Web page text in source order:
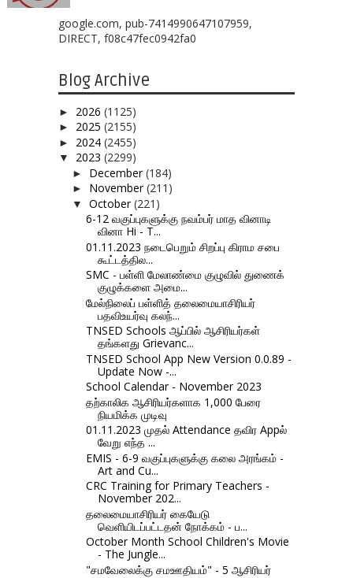
google.com, pub-7414990647107959,
DIRECT, f08c47fec0942fa0
Blog Archive
► 2026 (1125)
► 2025 (2155)
► 2024 (2455)
▼ 2023 (2299)
► December(184)
► November(211)
▼ October(221)
6-12 வகுப்புகளுக்கு நவம்பர் மாத வினாடி
வினா Hi - T...
01.11.2023 நடைபெறும் சிறப்பு கிராம சபை
கூட்டத்தில...
SMC - பள்ளி மேலாண்மை குழுவில் துணைக்
குழுக்களை அமை...
மேல்நிலைப் பள்ளித் தலைமையாசிரியர்
பதவிஉயர்வு கலந்...
TNSED Schools ஆப்பில் ஆசிரியர்கள்
தங்களது Grievanc...
TNSED School App New Version 0.0.89 -
Update Now -...
School Calendar - November 2023
தற்காலிக ஆசிரியர்களாக 1,000 பேரை
நியமிக்க முடிவு
01.11.2023 முதல் Attendance தவிர Appல்
வேறு எந்த ...
EMIS - 6-9 வகுப்புகளுக்கு கலை அரங்கம் -
Art and Cu...
CRC Training for Primary Teachers -
November 202...
தலைமையாசிரியர் கையேடு
வெளியிடப்பட்டதன் நோக்கம் - ப...
October Month School Children's Movie
- The Jungle...
"சமவேலைக்கு சமஊதியம்" - 5 ஆசிரியர்